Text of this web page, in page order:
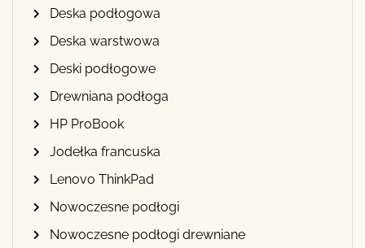
Deska podłogowa
Deska warstwowa
Deski podłogowe
Drewniana podłoga
HP ProBook
Jodełka francuska
Lenovo ThinkPad
Nowoczesne podłogi
Nowoczesne podłogi drewniane